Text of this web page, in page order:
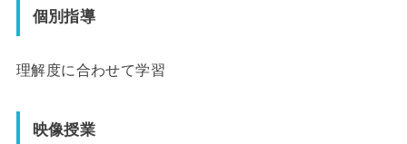
個別指導
理解度に合わせて学習
映像授業